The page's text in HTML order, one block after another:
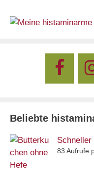
Beliebte
83 Aufrufe